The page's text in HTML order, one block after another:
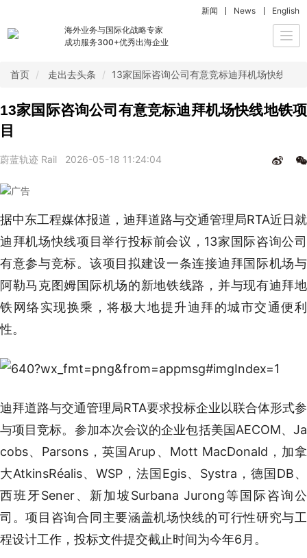
海外业务与国际化战略专家
成功服务300+优秀出海企业
新闻 News English
首页 走出去头条 13家国际咨询公司有意竞标迪拜机场快线地
13家国际咨询公司有意竞标迪拜机场快线地铁项
目
蔚蓝轨迹 Rail 2026-05-18 11:24:04
据中东工程媒体报道，迪拜道路与交通管理局RTA近日就
迪拜机场快线项目举行投标前会议，13家国际咨询公司
有意参与竞标。该项目拟建设一条连接迪拜国际机场与
阿勒马克图姆国际机场的新地铁线路，并与现有迪拜地
铁网络实现换乘，将极大地提升迪拜的城市交通便利
性。
迪拜道路与交通管理局RTA要求投标企业以联合体形式参
与项目竞标。参加本次会议的企业包括美国AECOM、Ja
cobs、Parsons，英国Arup、Mott MacDonald，加拿
大AtkinsRéalis、WSP，法国Egis、Systra，德国DB、
西班牙Sener、新加坡Surbana Jurong等国际咨询公
司。项目咨询合同主要涵盖机场快线的可行性研究与工
程设计工作，投标文件提交截止时间为今年6月。